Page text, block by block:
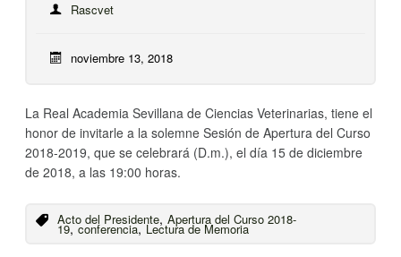
Rascvet
noviembre 13, 2018
La Real Academia Sevillana de Ciencias Veterinarias, tiene el
honor de invitarle a la solemne Sesión de Apertura del Curso
2018-2019, que se celebrará (D.m.), el día 15 de diciembre
de 2018, a las 19:00 horas.
Acto del Presidente, Apertura del Curso 2018-
19, conferencia, Lectura de Memoria